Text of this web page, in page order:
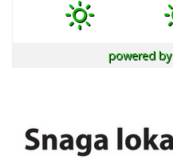
powered by